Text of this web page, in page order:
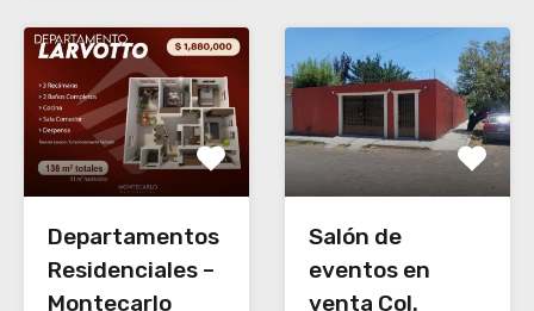
Departamentos
Residenciales –
Montecarlo
Salón de
eventos en
venta Col.